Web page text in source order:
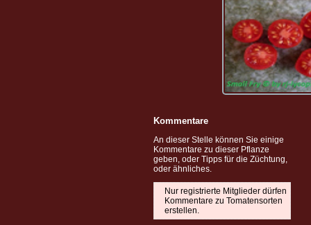
Kommentare
An dieser Stelle können Sie einige
Kommentare zu dieser Pflanze
geben, oder Tipps für die Züchtung,
oder ähnliches.
Nur registrierte Mitglieder dürfen
Kommentare zu Tomatensorten
erstellen.